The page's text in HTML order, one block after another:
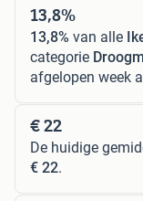
13,8%
13,8% van alle
categorie
afgelopen week
€ 22
De huidige
€ 22.